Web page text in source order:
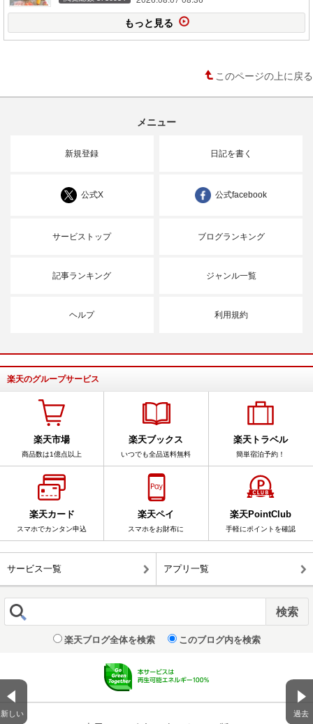
新しい 過去
もっと見る
このページの上に戻る
メニュー
新規登録 日記を書く
公式X 公式facebook
サービストップ ブログランキング
記事ランキング ジャンル一覧
ヘルプ 利用規約
楽天のグループサービス
楽天市場
商品数は1億点以上
楽天ブックス
いつでも全品送料無料
楽天トラベル
簡単宿泊予約！
楽天カード
スマホでカンタン申込
楽天ペイ
スマホをお財布に
楽天PointClub
手軽にポイントを確認
サービス一覧 アプリ一覧
楽天ブログ全体を検索 このブログ内を検索